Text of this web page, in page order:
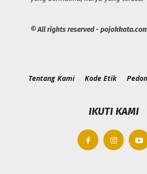
© All rights reserved -
Tentang Kami Kode Etik
IKUTI KAMI